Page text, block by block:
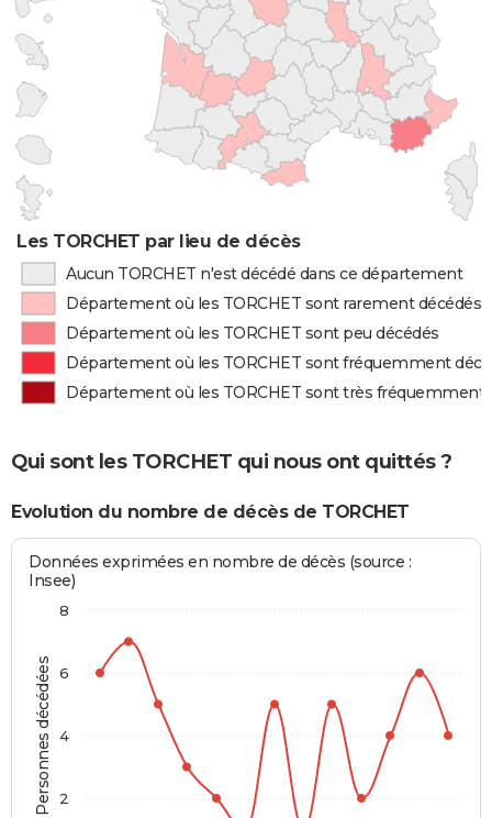
Les TORCHET par lieu de décès
Aucun TORCHET n'est décédé dans ce département
Département où les TORCHET sont rarement décédés
Département où les TORCHET sont peu décédés
Département où les TORCHET sont fréquemment
Département où les TORCHET sont très fréquemment
Qui sont les TORCHET qui nous ont quittés ?
Evolution du nombre de décès de TORCHET
Personnes décédées
Données exprimées en nombre de décès (source :
Insee)
2
4
6
8